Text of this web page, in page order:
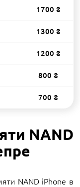
1700 ₴
1300 ₴
1200 ₴
800 ₴
700 ₴
NAND
NAND iPhone в